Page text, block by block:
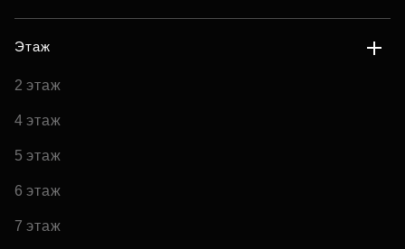
Этаж
2 этаж
4 этаж
5 этаж
6 этаж
7 этаж